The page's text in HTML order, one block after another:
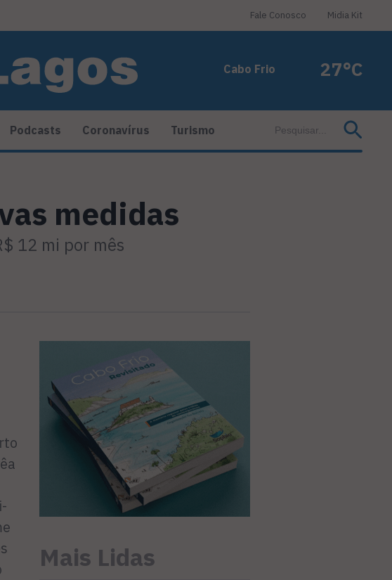
Fale Conosco Midia Kit
Cabo Frio 27°C
Podcasts Coronavírus Turismo
medidas
12 mi por mês
Mais Lidas